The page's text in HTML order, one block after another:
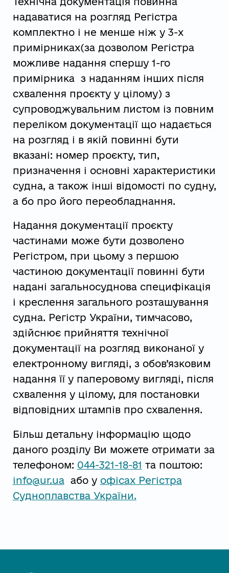
надаватися на розгляд Регістра
комплектно і не менше ніж у 3-х
примірниках(за дозволом Регістра
можливе надання спершу 1-го
примірника з наданням інших після
схвалення проєкту у цілому) з
супроводжувальним листом із повним
переліком документації що надається
на розгляд і в якій повинні бути
вказані: номер проєкту, тип,
призначення і основні характеристики
судна, а також інші відомості по судну,
а бо про його переобладнання.
Надання документації проєкту
частинами може бути дозволено
Регістром, при цьому з першою
частиною документації повинні бути
надані загальносуднова специфікація
і креслення загального розташування
судна. Регістр України, тимчасово,
здійснює прийняття технічної
документації на розгляд виконаної у
електронному вигляді, з обов’язковим
надання її у паперовому вигляді, після
схвалення у цілому, для постановки
відповідних штампів про схвалення.
Більш детальну інформацію щодо
даного розділу Ви можете отримати за
телефоном: 044-321-18-81 та поштою:
info@ur.uaабо у офісах Регістра
Судноплавства України.